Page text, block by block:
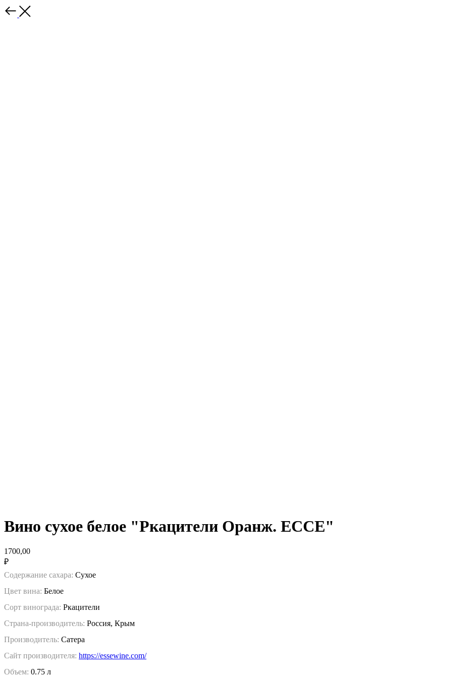
Вино сухое белое "Ркацители Оранж. ЕССЕ"
1700,00
₽
Содержание сахара: Сухое
Цвет вина: Белое
Сорт винограда: Ркацители
Страна-производитель: Россия, Крым
Производитель: Сатера
Сайт производителя: https://essewine.com/
Объем: 0.75 л